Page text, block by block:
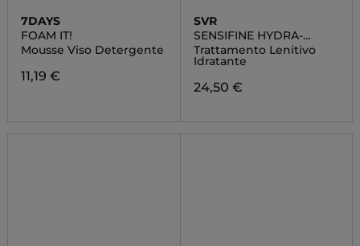
7DAYS
FOAM IT!
Mousse Viso Detergente
11,19 €
SVR
SENSIFINE HYDRA-
CRÈME
Trattamento Lenitivo
Idratante
24,50 €